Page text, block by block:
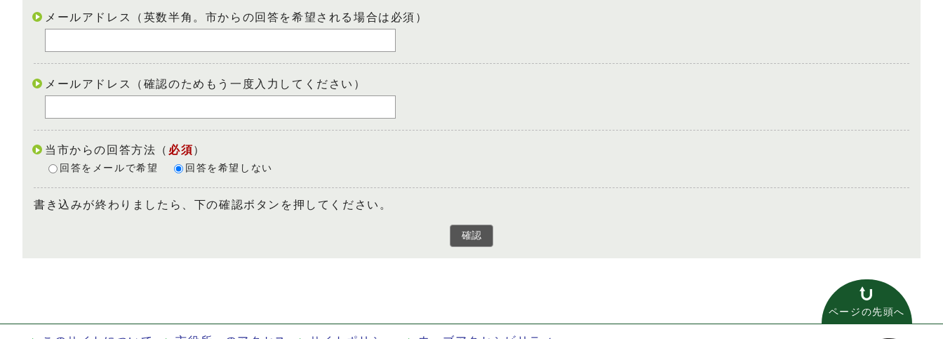
メールアドレス（英数半角。市からの回答を希望される場合は必須）
メールアドレス（確認のためもう一度入力してください）
当市からの回答方法 （ 必須）
回答をメールで希望 回答を希望しない
書き込みが終わりましたら、下の確認ボタンを押してください。
確認
ページの先頭へ